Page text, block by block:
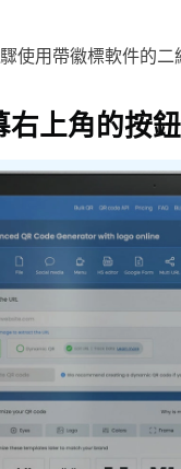
使用帶徽標軟件的二
上角的按